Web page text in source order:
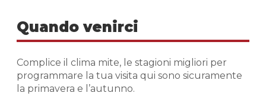
Quando venirci
Complice il clima mite, le stagioni migliori per
programmare la tua visita qui sono sicuramente
la primavera e l’autunno.